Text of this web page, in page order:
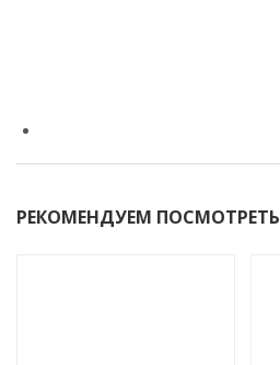
РЕКОМЕНДУЕМ ПОСМОТРЕТЬ